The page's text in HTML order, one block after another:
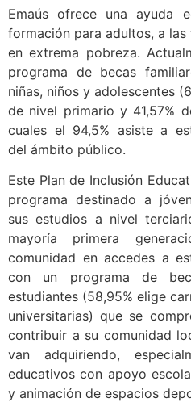
Emaús ofrece una ayuda
formación para adultos, a
en extrema pobreza.
programa de becas
niñas, niños y adolescentes
de nivel primario y 41,57%
cuales el 94,5% asiste a
del ámbito público.
Este Plan de Inclusión
programa destinado a
sus estudios a nivel
mayoría primera
comunidad en accedes a
con un programa de
estudiantes (58,95% elige
universitarias) que se
contribuir a su comunidad
van adquiriendo,
educativos con apoyo
y animación de espacios